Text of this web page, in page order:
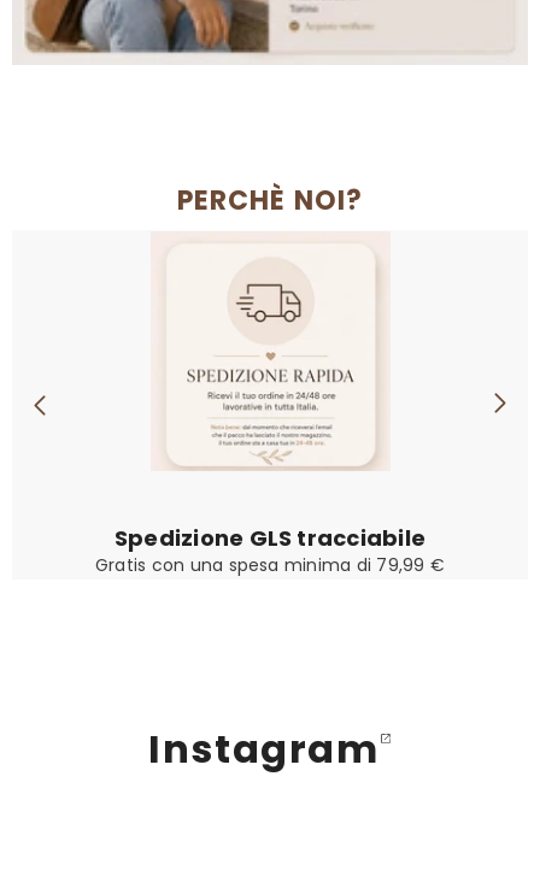
PERCHÈ NOI?
Spedizione GLS tracciabile
Gratis con una spesa minima di 79,99 €
Instagram